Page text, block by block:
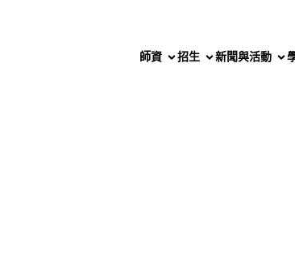
師資 招生 新聞與活動